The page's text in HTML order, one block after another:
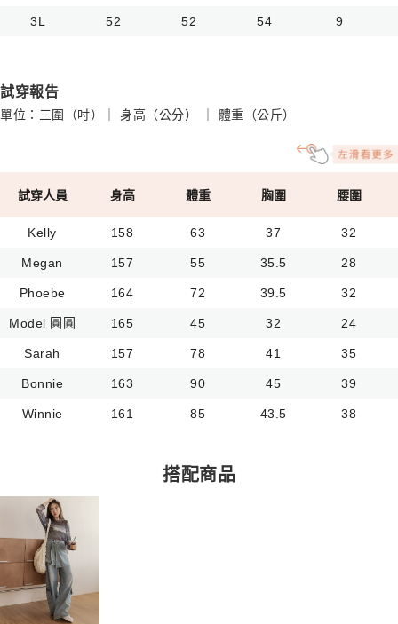
3L 52 52 54 9
試穿報告
單位：三圍（吋）｜ 身高（公分） ｜ 體重（公斤）
試穿人員 身高 體重 胸圍 腰圍
Kelly 158 63 37 32
Megan 157 55 35.5 28
Phoebe 164 72 39.5 32
Model 圓圓 165 45 32 24
Sarah 157 78 41 35
Bonnie 163 90 45 39
Winnie 161 85 43.5 38
搭配商品